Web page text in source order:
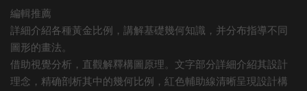
編輯推薦
詳細介紹各種黃金比例，講解基礎幾何知識，并分布指導不同
圖形的畫法。
借助視覺分析，直觀解釋構圖原理。文字部分詳細介紹其設計
理念，精确剖析其中的幾何比例，紅色輔助線清晰呈現設計構